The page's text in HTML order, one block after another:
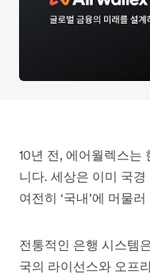
10년 전, 에어월렉스는
니다. 세상은 이미 국
여전히 ‘국내’에 머물
전통적인 은행 시스템
국의 라이선스와 오프